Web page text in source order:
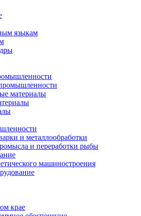
языкам
материалы
и металлообработки
и переработки рыбы
машиностроения
крае